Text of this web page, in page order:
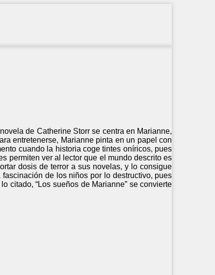
de Catherine Storr se centra en Marianne,
entretenerse, Marianne pinta en un papel con
cuando la historia coge tintes oníricos, pues
permiten ver al lector que el mundo descrito es
dosis de terror a sus novelas, y lo consigue
de los niños por lo destructivo, pues
citado, “Los sueños de Marianne” se convierte